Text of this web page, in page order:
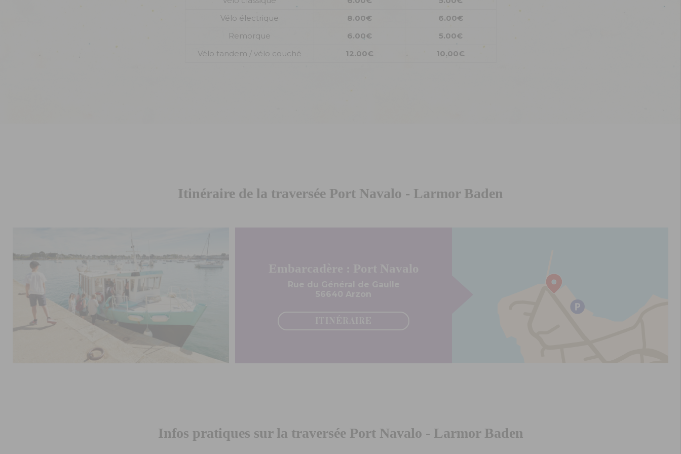
Vélo électrique
8.00€
6.00€
Remorque
6.00€
5.00€
Vélo tandem / vélo couché
12.00€ 10.00€
Itinéraire de la traversée Port Navalo - Larmor Baden
Infos pratiques sur la traversée Port Navalo - Larmor Baden